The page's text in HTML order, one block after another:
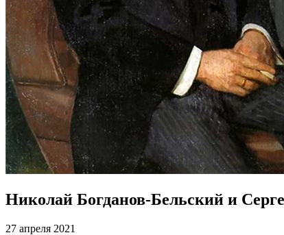
Николай Богданов-Бельский и
27 апреля 2021